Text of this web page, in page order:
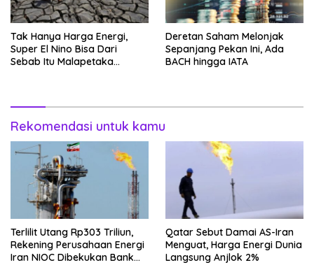
Tak Hanya Harga Energi,
Super El Nino Bisa Dari
Sebab Itu Malapetaka
Deretan Saham Melonjak
Sepanjang Pekan Ini, Ada
BACH hingga IATA
Rekomendasi untuk kamu
Terlilit Utang Rp303 Triliun,
Rekening Perusahaan Energi
Iran NIOC Dibekukan Bank
Qatar Sebut Damai AS-Iran
Menguat, Harga Energi Dunia
Langsung Anjlok 2%